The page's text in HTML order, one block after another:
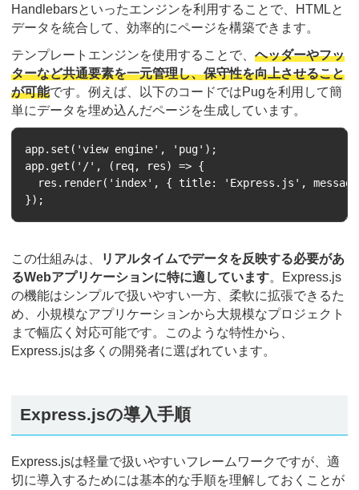
Handlebarsといったエンジンを利用することで、HTMLと
データを統合して、効率的にページを構築できます。
テンプレートエンジンを使用することで、 ヘッダーやフッ
ターなど共通要素を一元管理し、保守性を向上させること
が可能です。例えば、以下のコードではPugを利用して簡
単にデータを埋め込んだページを生成しています。
app.set('view engine', 'pug');
app.get('/', (req, res) => {
res.render('index', { title: 'Express.js',
この仕組みは、
リアルタイムでデータを反映する必要があ
るWebアプリケーションに特に適しています。Express.js
の機能はシンプルで扱いやすい一方、柔軟に拡張できるた
め、小規模なアプリケーションから大規模なプロジェクト
まで幅広く対応可能です。このような特性から、
Express.jsは多くの開発者に選ばれています。
Express.jsの導入手順
Express.jsは軽量で扱いやすいフレームワークですが、適
切に導入するためには基本的な手順を理解しておくことが